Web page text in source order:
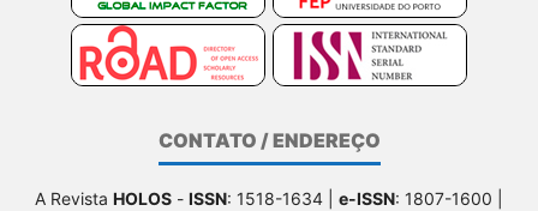
CONTATO / ENDEREÇO
A Revista HOLOS - ISSN: 1518-1634 | e-ISSN: 1807-1600 |